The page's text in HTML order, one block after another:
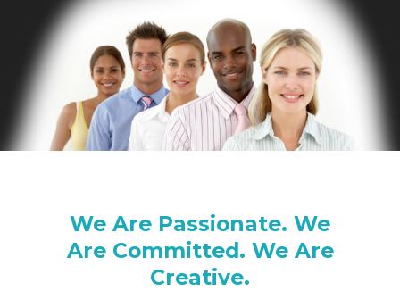
We Are Passionate. We
Are Committed. We Are
Creative.